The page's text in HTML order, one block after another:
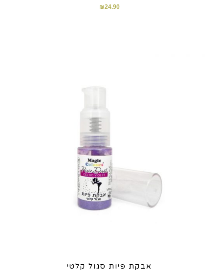
₪24.90
אבקת פיות סגול קלטי